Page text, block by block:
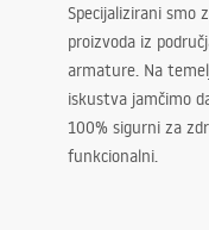
Specijalizirani smo
proizvoda iz
armature. Na
iskustva jamčimo
100% sigurni za
funkcionalni.